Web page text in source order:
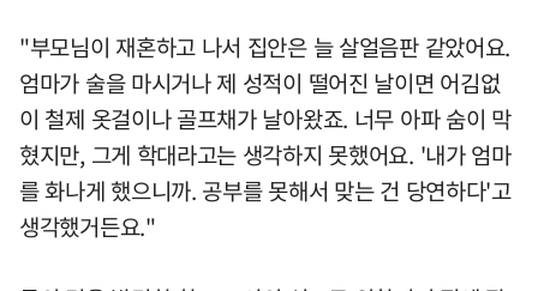
"부모님이 재혼하고 나서 집안은 늘 살얼음판 같았어요.
엄마가 술을 마시거나 제 성적이 떨어진 날이면 어김없
이 철제 옷걸이나 골프채가 날아왔죠. 너무 아파 숨이 막
혔지만, 그게 학대라고는 생각하지 못했어요. '내가 엄마
를 화나게 했으니까. 공부를 못해서 맞는 건 당연하다'고
생각했거든요."